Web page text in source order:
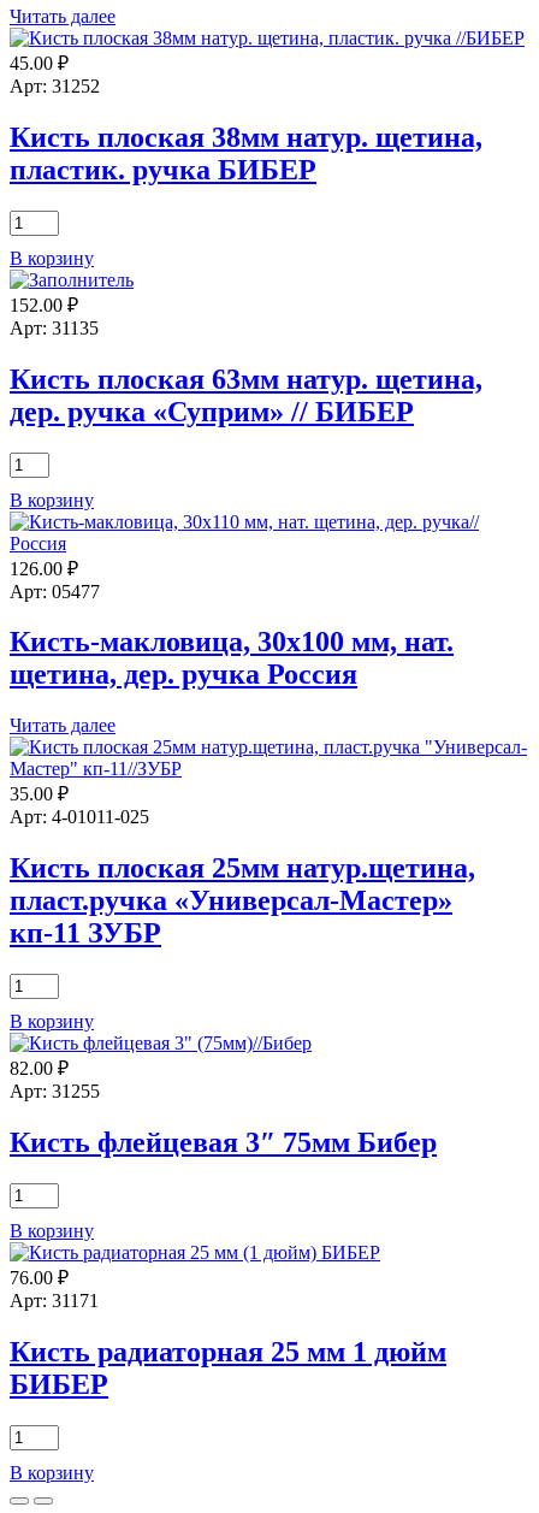
Читать далее
45.00 ₽
Арт: 31252
Кисть плоская 38мм натур. щетина,
пластик. ручка БИБЕР
Количество
товара
Кисть
плоская
38мм
натур.
пластик.
ручка
БИБЕР
В корзину
152.00 ₽
Арт: 31135
Кисть плоская 63мм натур. щетина,
дер. ручка «Суприм» // БИБЕР
Количество
товара
Кисть
плоская
63мм
натур.
щетина,
ручка
"Суприм"
//
В корзину
126.00 ₽
Арт: 05477
Кисть-макловица, 30х100 мм, нат.
щетина, дер. ручка Россия
Читать далее
35.00 ₽
Арт: 4-01011-025
Кисть плоская 25мм натур.щетина,
пласт.ручка «Универсал-Мастер»
кп-11 ЗУБР
Количество
товара
Кисть
плоская
25мм
натур.щетина,
"Универсал-
Мастер"
ЗУБР
В корзину
82.00 ₽
Арт: 31255
Кисть флейцевая 3″ 75мм Бибер
Количество
товара
Кисть
флейцевая
3"
75мм
В корзину
76.00 ₽
Арт: 31171
Кисть радиаторная 25 мм 1 дюйм
БИБЕР
Количество
товара
Кисть
радиаторная
В корзину